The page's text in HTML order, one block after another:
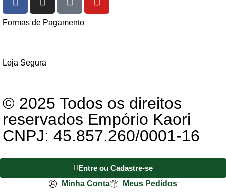
Formas de Pagamento
Loja Segura
© 2025 Todos os direitos
reservados Empório Kaori
CNPJ: 45.857.260/0001-16
Entre ou Cadastre-se
Minha Conta
Meus Pedidos